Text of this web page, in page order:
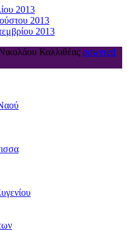
2013
2013
2013
Καλλιθέας powered